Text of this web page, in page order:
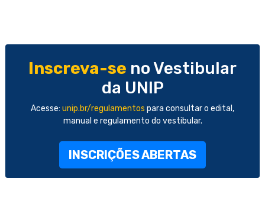
Inscreva-se no Vestibular
da UNIP
Acesse: unip.br/regulamentos para consultar o edital,
manual e regulamento do vestibular.
INSCRIÇÕES ABERTAS